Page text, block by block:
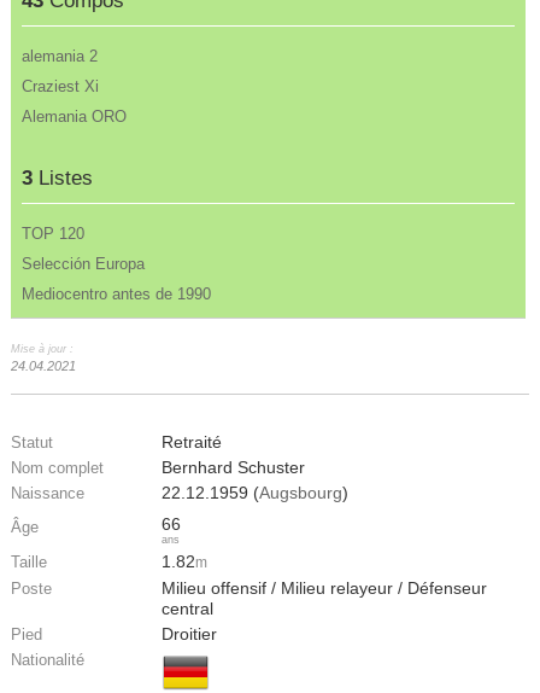
alemania 2
Craziest Xi
Alemania ORO
3 Listes
TOP 120
Selección Europa
Mediocentro antes de 1990
Mise à jour :
24.04.2021
Statut Retraité
Nom complet Bernhard Schuster
Naissance 22.12.1959 (Augsbourg)
Âge 66
ans
Taille 1.82m
Poste
Milieu offensif / Milieu relayeur / Défenseur
central
Pied Droitier
Nationalité